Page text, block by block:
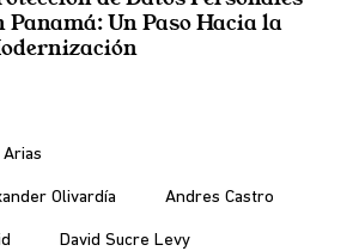
Panamá: Un Paso Hacia la
Arias
Olivardía Andres Castro
David Sucre Levy